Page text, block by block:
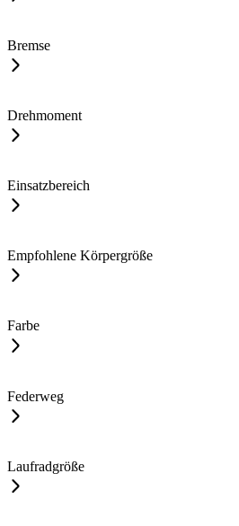
Bremse
Drehmoment
Einsatzbereich
Empfohlene Körpergröße
Farbe
Federweg
Laufradgröße